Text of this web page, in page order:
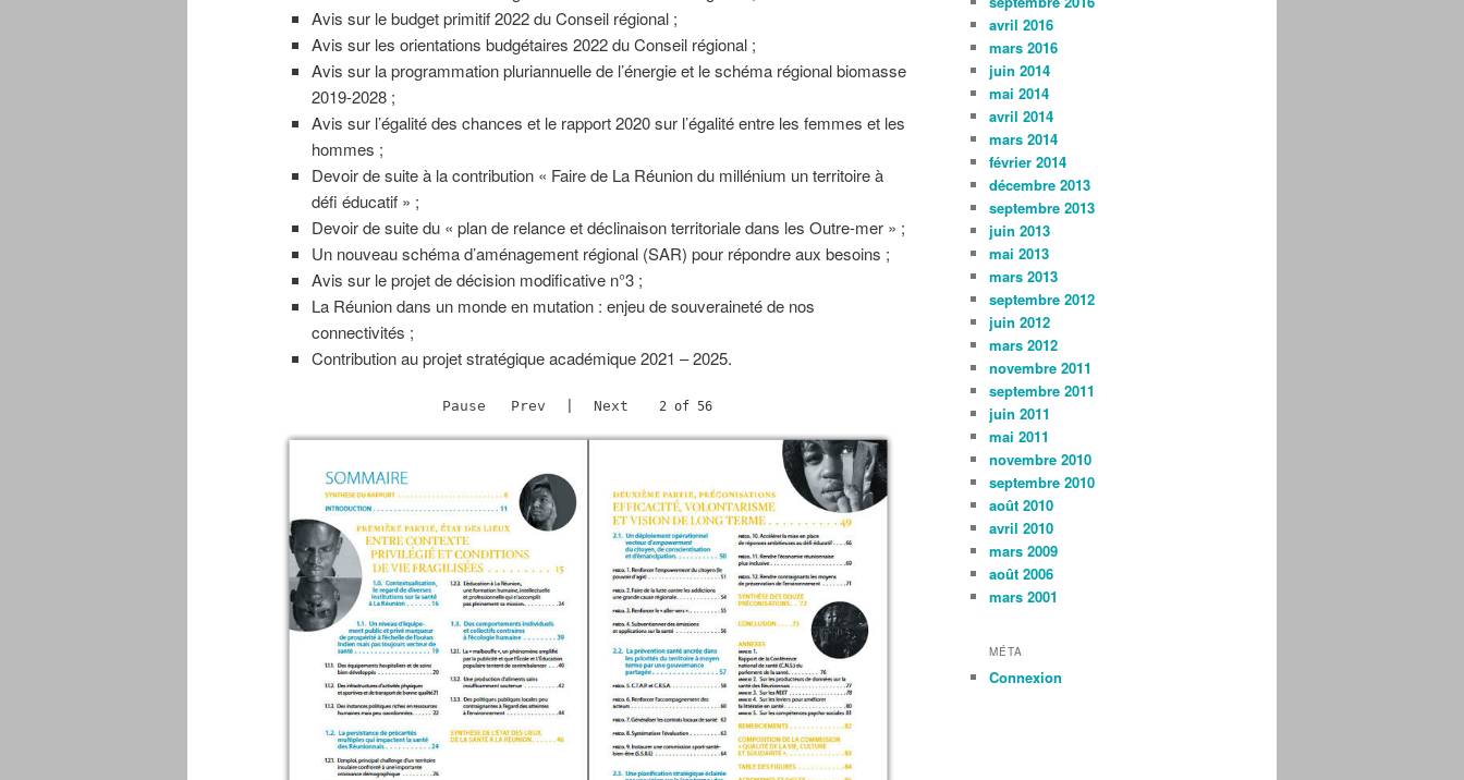
Avis sur le budget primitif 2022 du Conseil régional ;
Avis sur les orientations budgétaires 2022 du Conseil régional ;
Avis sur la programmation pluriannuelle de l’énergie et le schéma régional biomasse
2019-2028 ;
Avis sur l’égalité des chances et le rapport 2020 sur l’égalité entre les femmes et les
hommes ;
Devoir de suite à la contribution « Faire de La Réunion du millénium un territoire à
défi éducatif » ;
Devoir de suite du « plan de relance et déclinaison territoriale dans les Outre-mer » ;
Un nouveau schéma d’aménagement régional (SAR) pour répondre aux besoins ;
Avis sur le projet de décision modificative n°3 ;
La Réunion dans un monde en mutation : enjeu de souveraineté de nos
connectivités ;
Contribution au projet stratégique académique 2021 – 2025.
Pause Prev Next 2 of 56
avril 2016
mars 2016
juin 2014
mai 2014
avril 2014
mars 2014
février 2014
décembre 2013
septembre 2013
juin 2013
mai 2013
mars 2013
septembre 2012
juin 2012
mars 2012
novembre 2011
septembre 2011
juin 2011
mai 2011
novembre 2010
septembre 2010
août 2010
avril 2010
mars 2009
août 2006
mars 2001
MÉTA
Connexion